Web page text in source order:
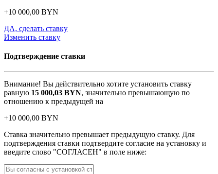
+10 000,00 BYN
ДА, сделать ставку
Изменить ставку
Подтверждение ставки
Внимание! Вы действительно хотите установить ставку
равную 15 000,03 BYN, значительно превышающую по
отношению к предыдущей на
+10 000,00 BYN
Ставка значительно превышает предыдущую ставку. Для
подтверждения ставки подтвердите согласие на установку и
введите слово "СОГЛАСЕН" в поле ниже: